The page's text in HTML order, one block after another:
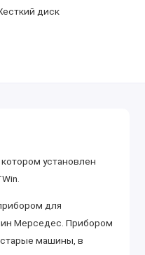
диск
установлен
для
Мерседес. Прибором
машины, в